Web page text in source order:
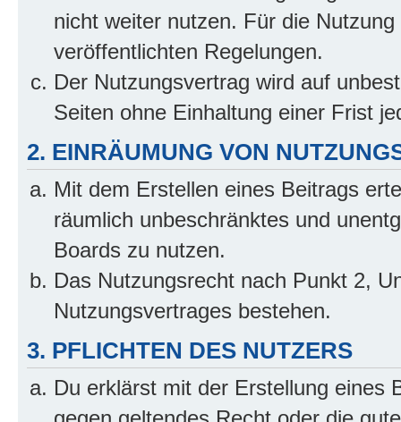
nicht weiter nutzen. Für die
veröffentlichten Regelungen.
Der Nutzungsvertrag wird auf
Seiten ohne Einhaltung einer Frist
2. EINRÄUMUNG VON
Mit dem Erstellen eines Beitrags
räumlich unbeschränktes und
Boards zu nutzen.
Das Nutzungsrecht nach Punkt 2,
Nutzungsvertrages bestehen.
3. PFLICHTEN DES NUTZERS
Du erklärst mit der Erstellung eines